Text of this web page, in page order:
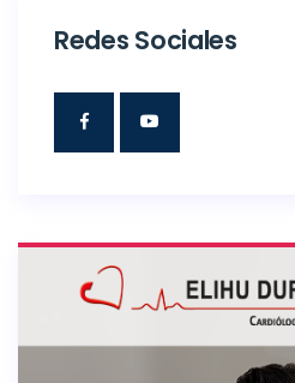
Redes Sociales